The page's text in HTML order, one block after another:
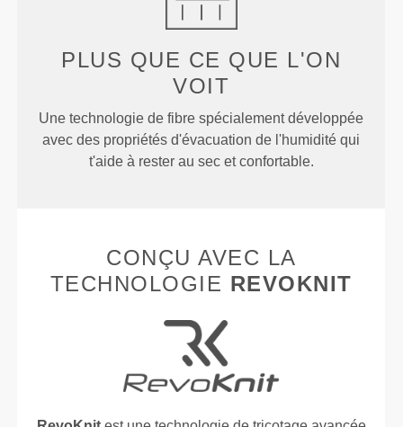
PLUS QUE CE QUE L'ON
VOIT
Une technologie de fibre spécialement développée
avec des propriétés d'évacuation de l'humidité qui
t'aide à rester au sec et confortable.
CONÇU AVEC LA
TECHNOLOGIE REVOKNIT